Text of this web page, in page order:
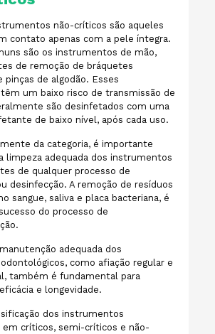
não-críticos são aqueles
contato apenas com a pele íntegra.
são os instrumentos de mão,
de remoção de bráquetes
de algodão. Esses
um baixo risco de transmissão de
são desinfetados com uma
de baixo nível, após cada uso.
da categoria, é importante
limpeza adequada dos instrumentos
de qualquer processo de
desinfecção. A remoção de resíduos
sangue, saliva e placa bacteriana, é
do processo de
adequada dos
como afiação regular e
também é fundamental para
e longevidade.
dos instrumentos
em críticos, semi-críticos e não-